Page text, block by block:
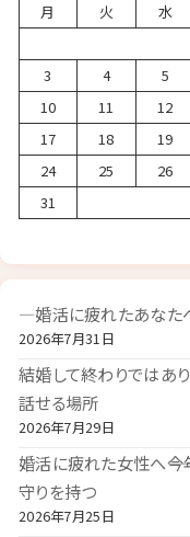
月
火 水
3
4 5
10
11 12
17
18 19
24
25 26
31
―婚活に疲れたあな
2026年7月31日
結婚して終わりではあり
話せる場所
2026年7月29日
婚活に疲れた女性へ――
守りを持つ
2026年7月25日